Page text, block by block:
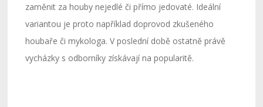
zaměnit za houby nejedlé či přímo jedovaté. Ideální
variantou je proto například doprovod zkušeného
houbaře či mykologa. V poslední době ostatně právě
vycházky s odborníky získávají na popularitě.